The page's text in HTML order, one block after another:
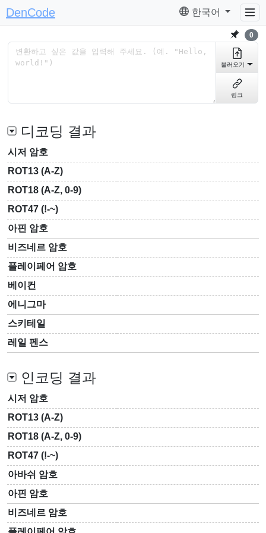
DenCode 한국어
0
불러오기
링크
디코딩 결과
시저 암호
ROT13 (A-Z)
ROT18 (A-Z, 0-9)
ROT47 (!-~)
아핀 암호
비즈네르 암호
플레이페어 암호
베이컨
에니그마
스키테일
레일 펜스
인코딩 결과
시저 암호
ROT13 (A-Z)
ROT18 (A-Z, 0-9)
ROT47 (!-~)
아바쉬 암호
아핀 암호
비즈네르 암호